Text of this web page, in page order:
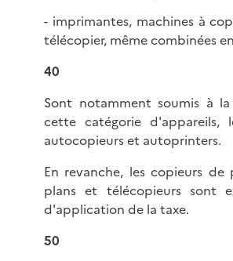
- imprimantes, machines à
télécopier, même combinées
40
Sont notamment soumis à
cette catégorie d'appareils,
autocopieurs et autoprinters.
En revanche, les copieurs de
plans et télécopieurs sont
d'application de la taxe.
50